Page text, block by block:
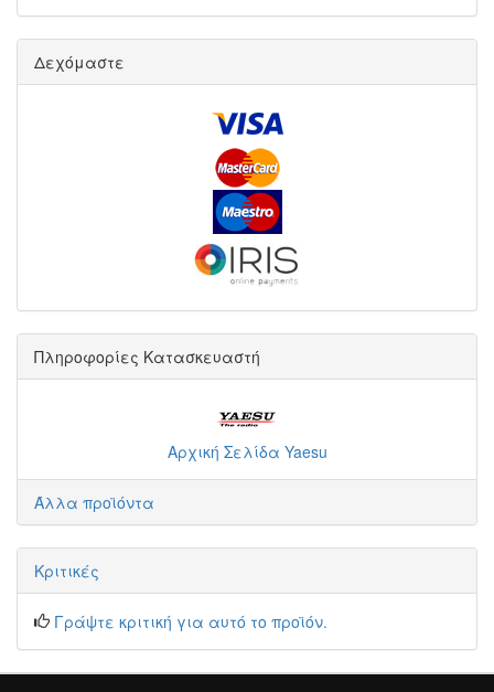
Δεχόμαστε
Πληροφορίες Κατασκευαστή
Αρχική Σελίδα Yaesu
Άλλα προϊόντα
Κριτικές
Γράψτε κριτική για αυτό το προϊόν.